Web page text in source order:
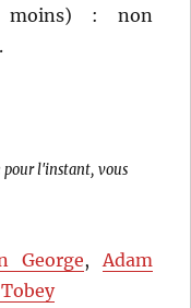
moins) : non
pour l'instant, vous
George,Adam